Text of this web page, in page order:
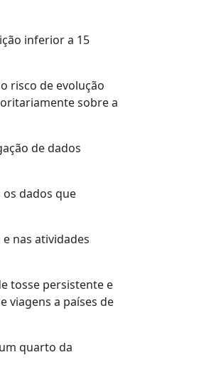
inferior a 15
risco de evolução
sobre a
de dados
dados que
nas atividades
tosse persistente e
viagens a países de
quarto da